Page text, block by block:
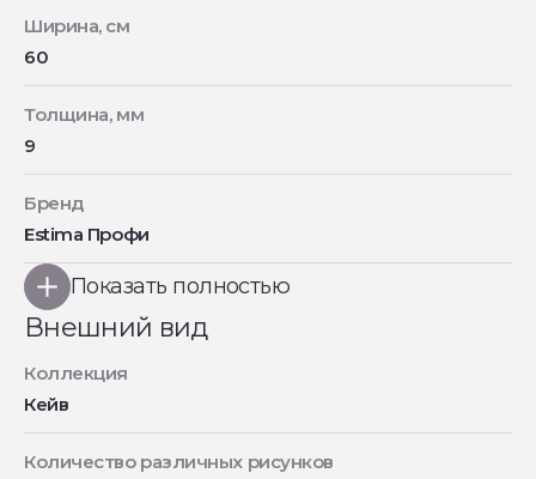
Ширина, см
60
Толщина, мм
9
Бренд
Estima Профи
Показать полностью
Внешний вид
Коллекция
Кейв
Количество различных рисунков